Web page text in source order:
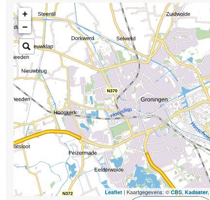
+
−
Leaflet | Kaartgegevens: © CBS, Kadaster,